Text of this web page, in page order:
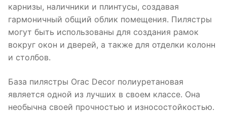
карнизы, наличники и плинтусы, создавая
гармоничный общий облик помещения. Пилястры
могут быть использованы для создания рамок
вокруг окон и дверей, а также для отделки колонн
и столбов.
База пилястры Orac Decor полиуретановая
является одной из лучших в своем классе. Она
необычна своей прочностью и износостойкостью.